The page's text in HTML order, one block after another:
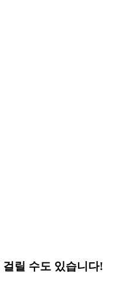
릴 수도 있습니다!